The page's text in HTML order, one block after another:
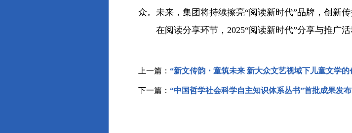
众。未来，集团将持续擦亮“阅读新时代”品牌，创新
在阅读分享环节，2025“阅读新时代”分享与推广活
上一篇： “新文传韵・童筑未来 新大众文艺视域下儿童文学
下一篇： “中国哲学社会科学自主知识体系丛书”首批成果发布